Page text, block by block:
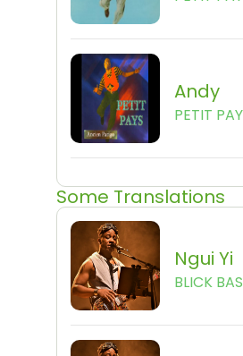
Andy
PETIT
Some Translations
Ngui Yi
BLICK